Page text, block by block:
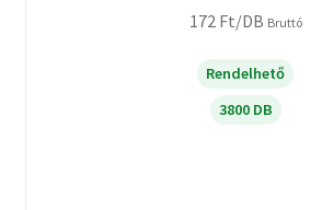
172 Ft/DB Bruttó
Rendelhető
3800 DB